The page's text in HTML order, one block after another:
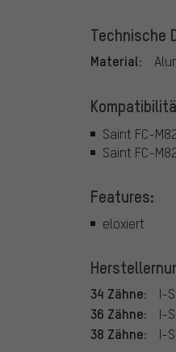
Technische
Material:
Saint FC-
Saint FC-
Features:
eloxiert
34 Zähne: I-
36 Zähne: I-
38 Zähne: I-